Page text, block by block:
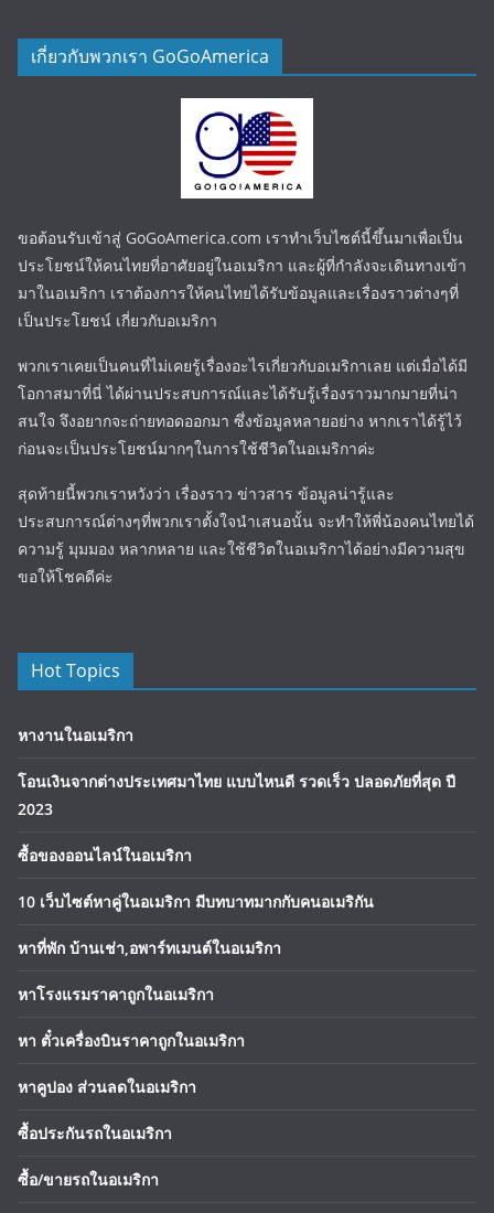
เกี่ยวกับพวกเรา GoGoAmerica
ขอต้อนรับเข้าสู่ GoGoAmerica.com เราทำเว็บไซต์นี้ขึ้นมาเพื่อเป็น
ประโยชน์ให้คนไทยที่อาศัยอยู่ในอเมริกา และผู้ที่กำลังจะเดินทางเข้า
มาในอเมริกา เราต้องการให้คนไทยได้รับข้อมูลและเรื่องราวต่างๆที่
เป็นประโยชน์ เกี่ยวกับอเมริกา
พวกเราเคยเป็นคนที่ไม่เคยรู้เรื่องอะไรเกี่ยวกับอเมริกาเลย แต่เมื่อได้มี
โอกาสมาที่นี่ ได้ผ่านประสบการณ์และได้รับรู้เรื่องราวมากมายที่น่า
สนใจ จึงอยากจะถ่ายทอดออกมา ซึ่งข้อมูลหลายอย่าง หากเราได้รู้ไว้
ก่อนจะเป็นประโยชน์มากๆในการใช้ชีวิตในอเมริกาค่ะ
สุดท้ายนี้พวกเราหวังว่า เรื่องราว ข่าวสาร ข้อมูลน่ารู้และ
ประสบการณ์ต่างๆที่พวกเราตั้งใจนำเสนอนั้น จะทำให้พี่น้องคนไทยได้
ความรู้ มุมมอง หลากหลาย และใช้ชีวิตในอเมริกาได้อย่างมีความสุข
ขอให้โชคดีค่ะ
Hot Topics
หางานในอเมริกา
โอนเงินจากต่างประเทศมาไทย แบบไหนดี รวดเร็ว ปลอดภัยที่สุด ปี
2023
ซื้อของออนไลน์ในอเมริกา
10 เว็บไซต์หาคู่ในอเมริกา มีบทบาทมากกับคนอเมริกัน
หาที่พัก บ้านเช่า,อพาร์ทเมนต์ในอเมริกา
หาโรงแรมราคาถูกในอเมริกา
หา ตั๋วเครื่องบินราคาถูกในอเมริกา
หาคูปอง ส่วนลดในอเมริกา
ซื้อประกันรถในอเมริกา
ซื้อ/ขายรถในอเมริกา